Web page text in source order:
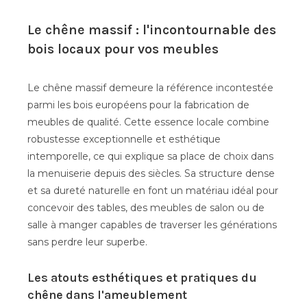
Le chêne massif : l'incontournable des
bois locaux pour vos meubles
Le chêne massif demeure la référence incontestée
parmi les bois européens pour la fabrication de
meubles de qualité. Cette essence locale combine
robustesse exceptionnelle et esthétique
intemporelle, ce qui explique sa place de choix dans
la menuiserie depuis des siècles. Sa structure dense
et sa dureté naturelle en font un matériau idéal pour
concevoir des tables, des meubles de salon ou de
salle à manger capables de traverser les générations
sans perdre leur superbe.
Les atouts esthétiques et pratiques du
chêne dans l'ameublement